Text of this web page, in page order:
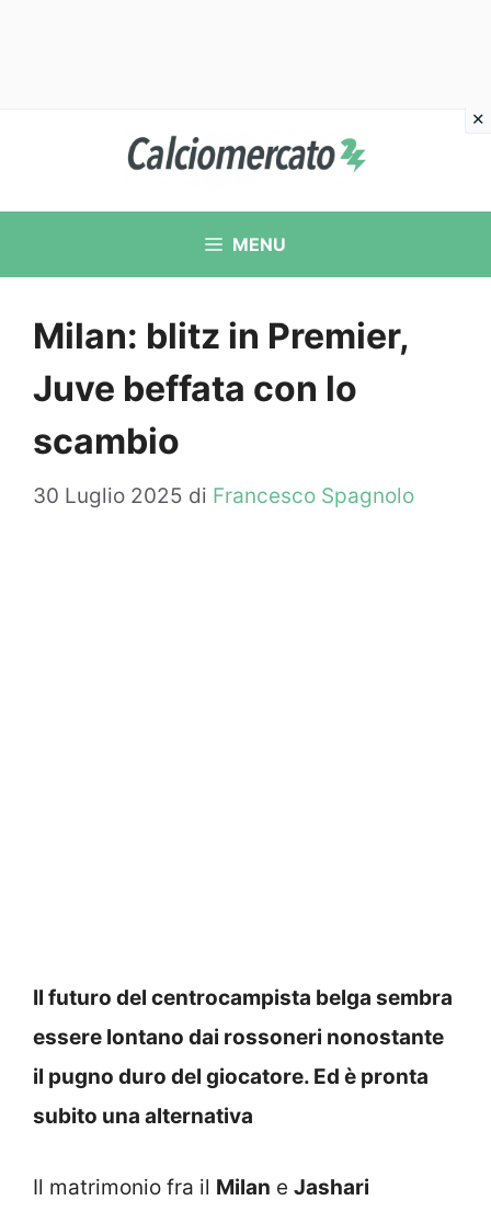
contenuto
MENU
Milan: blitz in Premier,
Juve beffata con lo
scambio
30 Luglio 2025 di Francesco Spagnolo
Il futuro del centrocampista belga sembra
essere lontano dai rossoneri nonostante
il pugno duro del giocatore. Ed è pronta
subito una alternativa
Il matrimonio fra il Milan e Jashari